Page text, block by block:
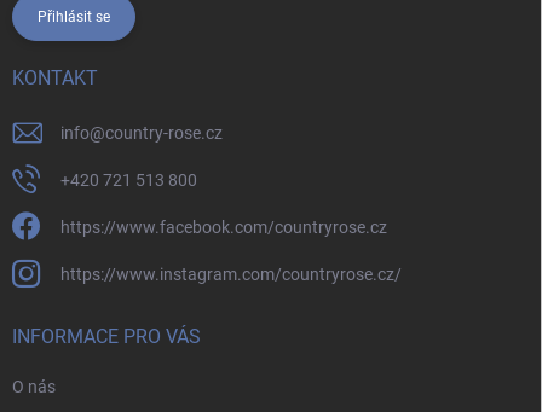
Přihlásit se
KONTAKT
info@country-rose.cz
+420 721 513 800
https://www.facebook.com/countryrose.cz
https://www.instagram.com/countryrose.cz/
INFORMACE PRO VÁS
O nás